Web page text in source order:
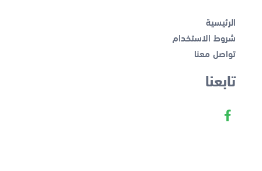
الرئيسية
شروط الاستخدام
تواصل معنا
تابعنا